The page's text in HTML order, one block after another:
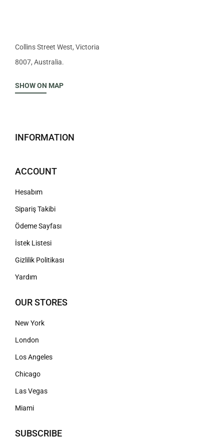
Collins Street West, Victoria
8007, Australia.
SHOW ON MAP
INFORMATION
ACCOUNT
Hesabım
Sipariş Takibi
Ödeme Sayfası
İstek Listesi
Gizlilik Politikası
Yardım
OUR STORES
New York
London
Los Angeles
Chicago
Las Vegas
Miami
SUBSCRIBE